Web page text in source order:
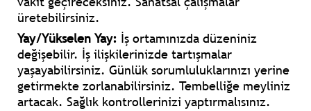
üretebilirsiniz.
Yay/Yükselen Yay: İş ortamınızda düzeniniz
değişebilir. İş ilişkilerinizde tartışmalar
yaşayabilirsiniz. Günlük sorumluluklarınızı yerine
getirmekte zorlanabilirsiniz. Tembelliğe meyliniz
artacak. Sağlık kontrollerinizi yaptırmalısınız.